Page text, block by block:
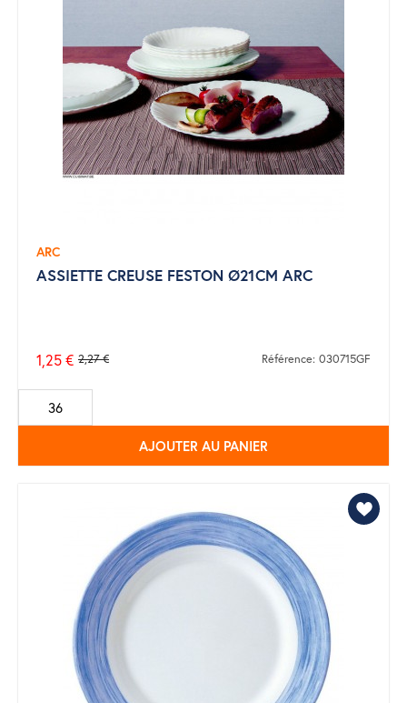
ARC
ASSIETTE CREUSE FESTON Ø21CM ARC
Prix
de
base
2,27 €
1,25 € Référence: 030715GF
AJOUTER AU PANIER